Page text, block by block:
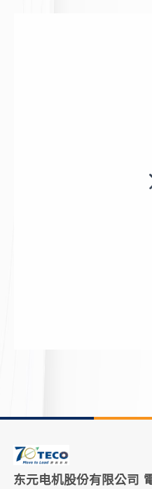
东元电机股份有限公司